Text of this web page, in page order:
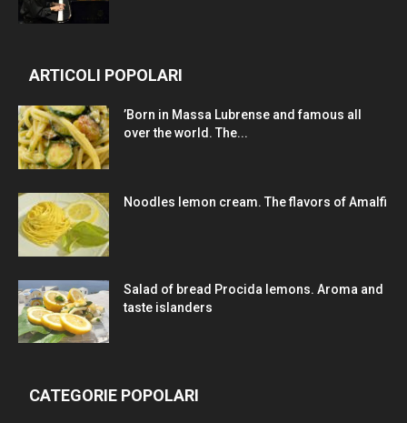
ARTICOLI POPOLARI
’Born in Massa Lubrense and famous all
over the world. The...
Noodles lemon cream. The flavors of Amalfi
Salad of bread Procida lemons. Aroma and
taste islanders
CATEGORIE POPOLARI